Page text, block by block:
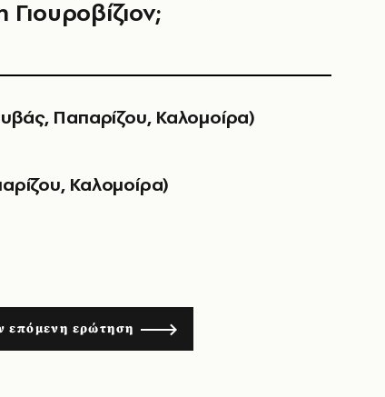
Γιουροβίζιον;
Παπαρίζου, Καλομοίρα)
Καλομοίρα)
επόμενη ερώτηση